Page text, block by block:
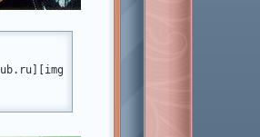
48916.png[/img][/url][/align]
forumstatic.ru/files/